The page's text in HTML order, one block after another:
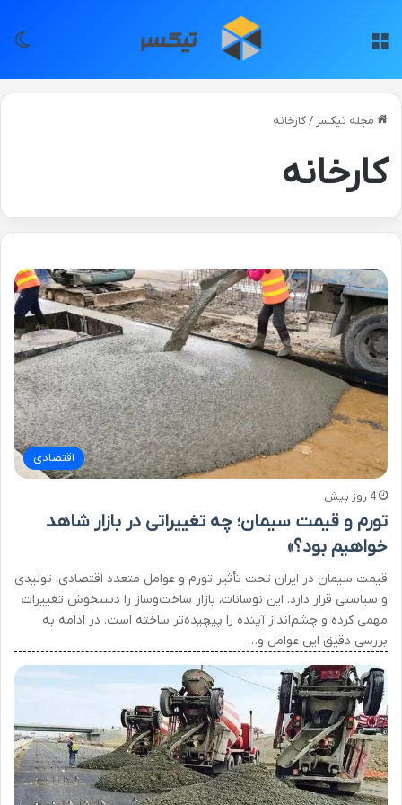
مجله تیکسر /کارخانه
کارخانه
اقتصادی
4 روز پیش
تورم و قیمت سیمان؛ چه تغییراتی در بازار شاهد
خواهیم بود؟»
قیمت سیمان در ایران تحت تأثیر تورم و عوامل متعدد اقتصادی، تولیدی
و سیاستی قرار دارد. این نوسانات، بازار ساخت‌وساز را دستخوش تغییرات
مهمی کرده و چشم‌انداز آینده را پیچیده‌تر ساخته است. در ادامه به
بررسی دقیق این عوامل و…